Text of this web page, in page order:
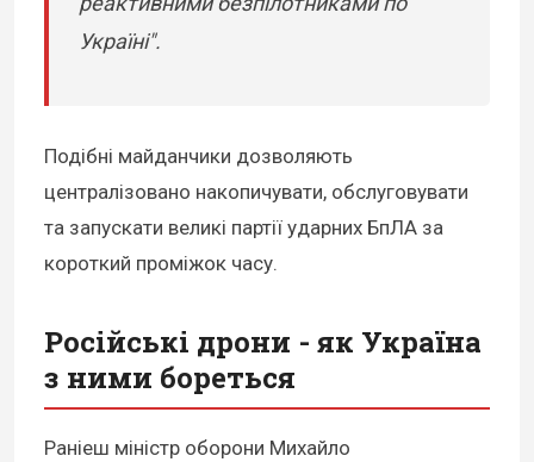
Україні".
Подібні майданчики дозволяють
централізовано накопичувати, обслуговувати
та запускати великі партії ударних БпЛА за
короткий проміжок часу.
Російські дрони - як Україна
з ними бореться
Раніеш міністр оборони Михайло